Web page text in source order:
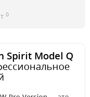
0
Spirit Model Q